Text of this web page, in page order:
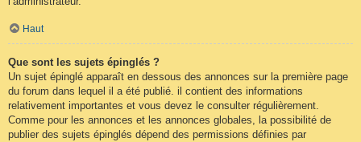
Haut
Que sont les sujets épinglés ?
Un sujet épinglé apparaît en dessous des annonces sur la première page
du forum dans lequel il a été publié. il contient des informations
relativement importantes et vous devez le consulter régulièrement.
Comme pour les annonces et les annonces globales, la possibilité de
publier des sujets épinglés dépend des permissions définies par